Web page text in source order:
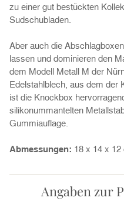
zu einer gut bestückten
Sudschubladen.
Aber auch die
lassen und dominieren den
dem Modell Metall M der
Edelstahlblech, aus dem der
ist die Knockbox
silikonummantelten
Gummiauflage.
Abmessungen: 18 x 14 x 12
Angaben zur